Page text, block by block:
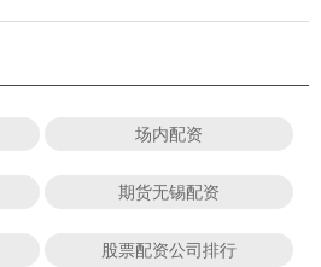
场内配资
期货无锡配资
股票配资公司排行